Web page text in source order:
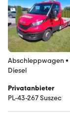
Abschleppwagen •
Diesel
Privatanbieter
PL-43-267 Suszec